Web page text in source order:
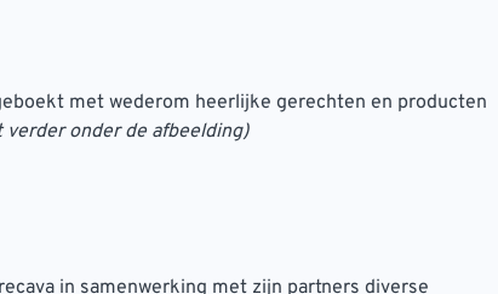
met wederom heerlijke gerechten en producten
verder onder de afbeelding)
in samenwerking met zijn partners diverse